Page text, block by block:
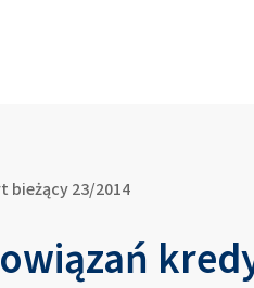
bieżący 23/2014